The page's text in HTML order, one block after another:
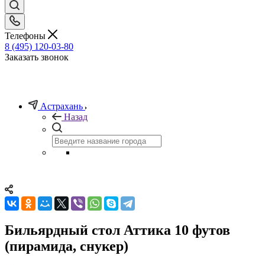
Телефоны
8 (495) 120-03-80
Заказать звонок
Астрахань
Назад
Бильярдный стол Аттика 10 футов
(пирамида, снукер)